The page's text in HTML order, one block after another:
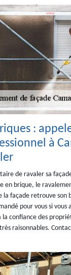
:
à
de ravaler sa
en brique, le
la façade retrouve son
pour vous si vous
la confiance des
raisonnables.